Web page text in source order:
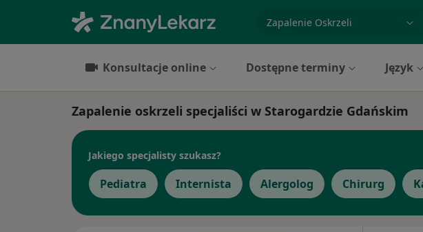
Konsultacje online Dostępne terminy Język
Zapalenie oskrzeli specjaliści w Starogardzie Gdańskim
Jakiego specjalisty szukasz?
Pediatra Internista Alergolog Chirurg